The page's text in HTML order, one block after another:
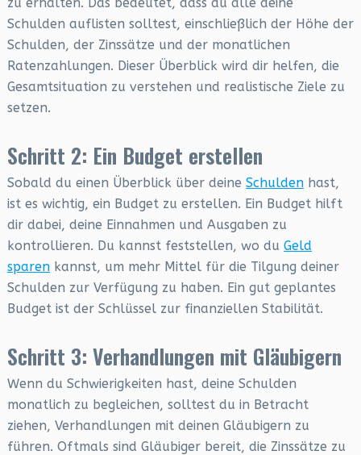
Schulden auflisten solltest, einschließlich der Höhe der
Schulden, der Zinssätze und der monatlichen
Ratenzahlungen. Dieser Überblick wird dir helfen, die
Gesamtsituation zu verstehen und realistische Ziele zu
setzen.
Schritt 2: Ein Budget erstellen
Sobald du einen Überblick über deine Schuldenhast,
ist es wichtig, ein Budget zu erstellen. Ein Budget hilft
dir dabei, deine Einnahmen und Ausgaben zu
kontrollieren. Du kannst feststellen, wo du Geld
sparenkannst, um mehr Mittel für die Tilgung deiner
Schulden zur Verfügung zu haben. Ein gut geplantes
Budget ist der Schlüssel zur finanziellen Stabilität.
Schritt 3: Verhandlungen mit Gläubigern
Wenn du Schwierigkeiten hast, deine Schulden
monatlich zu begleichen, solltest du in Betracht
ziehen, Verhandlungen mit deinen Gläubigern zu
führen. Oftmals sind Gläubiger bereit, die Zinssätze zu